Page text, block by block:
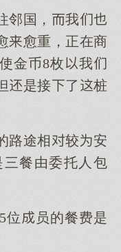
邻国，我
愈重，正在商
金币8枚我
是接了桩
路途相较安
餐由委托人包
位员的餐费是